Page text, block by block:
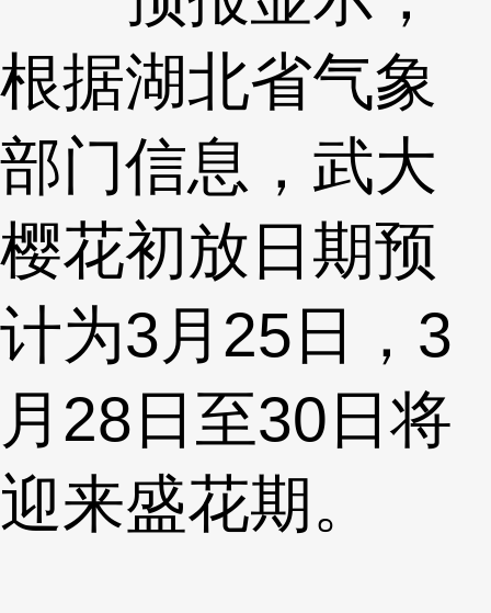
根据湖北省气象
部门信息，武大
樱花初放日期预
计为3月25日，3
月28日至30日将
迎来盛花期。